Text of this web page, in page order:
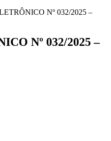
Nº 032/2025 –
Nº 032/2025 –